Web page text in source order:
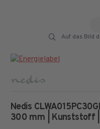
Auf das Bild
Nedis
300 mm | Kunststoff |